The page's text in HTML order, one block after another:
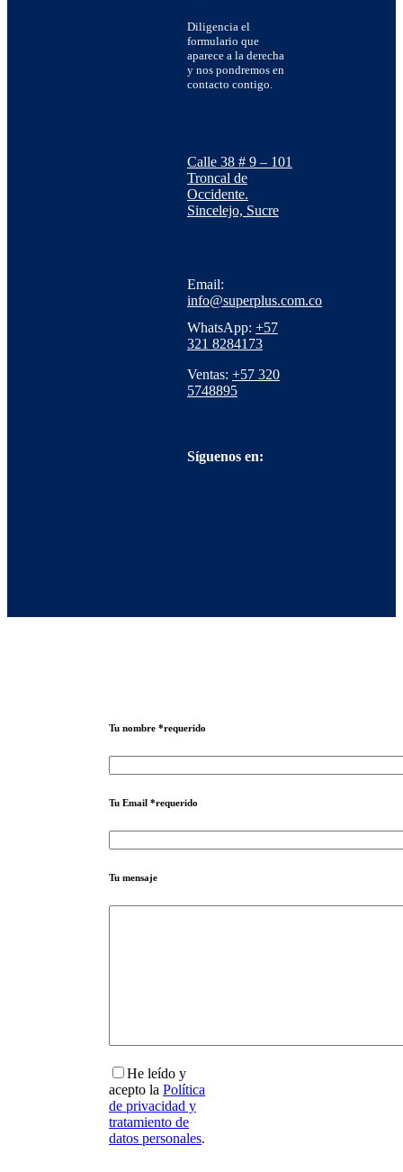
Diligencia el
formulario que
aparece a la derecha
y nos pondremos en
contacto contigo.
Calle 38 # 9 – 101
Troncal de
Occidente.
Sincelejo, Sucre
Email:
info@superplus.com.co
WhatsApp: +57
321 8284173
Ventas: +57 320
5748895
Síguenos en:
Tu nombre *requerido
Tu Email *requerido
Tu mensaje
He leído y
acepto la Política
de privacidad y
tratamiento de
datos personales.